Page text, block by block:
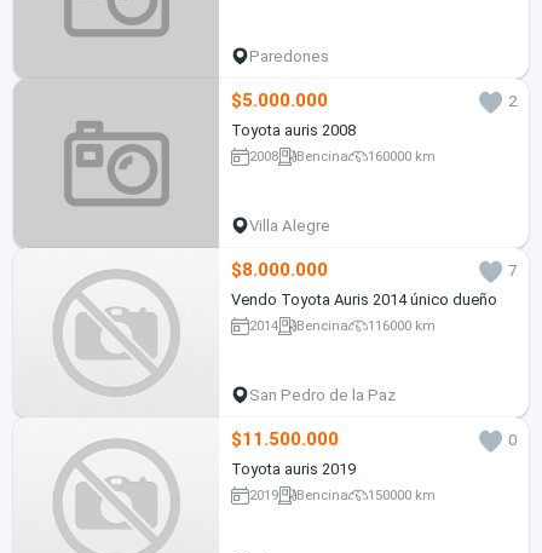
Paredones
$5.000.000
2
Toyota auris 2008
2008 Bencina 160000 km
Villa Alegre
$8.000.000
7
Vendo Toyota Auris 2014 único dueño
2014 Bencina 116000 km
San Pedro de la Paz
$11.500.000
0
Toyota auris 2019
2019 Bencina 150000 km